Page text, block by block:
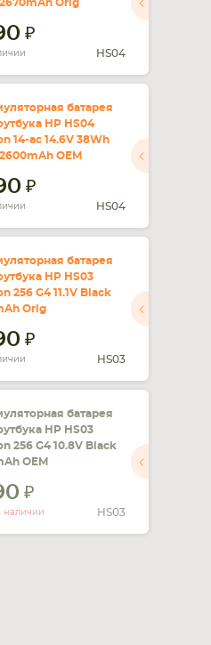
Orig
HS04
батарея
HP HS04
14-ac 14.6V 38Wh
OEM
HS04
батарея
HP HS03
256 G4 11.1V Black
Orig
HS03
батарея
HP HS03
256 G4 10.8V Black
OEM
наличии HS03